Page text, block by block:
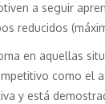
a seguir
reducidos
en aquellas
como el
y está